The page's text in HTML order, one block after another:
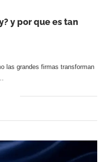
y por que es tan
las grandes firmas transforman